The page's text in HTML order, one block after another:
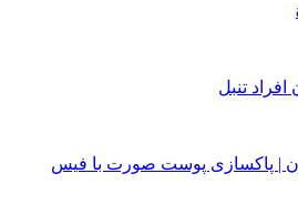
تنبل
| پاکسازی پوست صورت با فیس